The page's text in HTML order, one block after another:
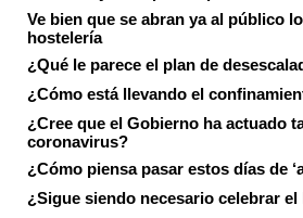
Ve bien que se abran ya al público
hostelería
¿Qué le parece el plan de
¿Cómo está llevando el
¿Cree que el Gobierno ha actuado
coronavirus?
¿Cómo piensa pasar estos días de
¿Sigue siendo necesario celebrar el